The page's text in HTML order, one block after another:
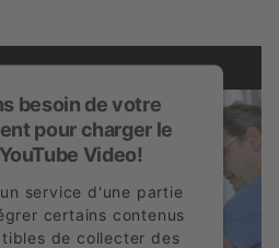
besoin de votre
pour charger le
Video!
service d'une partie
certains contenus
de collecter des